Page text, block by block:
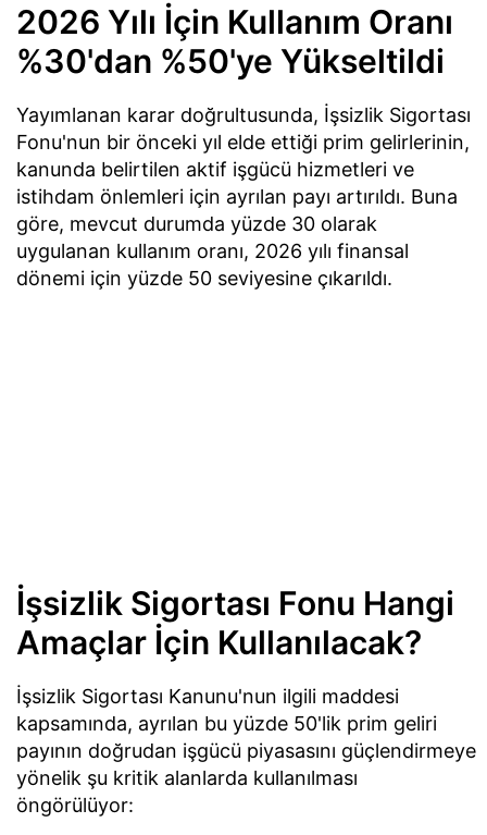
2026 Yılı İçin Kullanım Oranı
%30'dan %50'ye Yükseltildi
Yayımlanan karar doğrultusunda, İşsizlik Sigortası
Fonu'nun bir önceki yıl elde ettiği prim gelirlerinin,
kanunda belirtilen aktif işgücü hizmetleri ve
istihdam önlemleri için ayrılan payı artırıldı. Buna
göre, mevcut durumda yüzde 30 olarak
uygulanan kullanım oranı, 2026 yılı finansal
dönemi için yüzde 50 seviyesine çıkarıldı.
İşsizlik Sigortası Fonu Hangi
Amaçlar İçin Kullanılacak?
İşsizlik Sigortası Kanunu'nun ilgili maddesi
kapsamında, ayrılan bu yüzde 50'lik prim geliri
payının doğrudan işgücü piyasasını güçlendirmeye
yönelik şu kritik alanlarda kullanılması
öngörülüyor: